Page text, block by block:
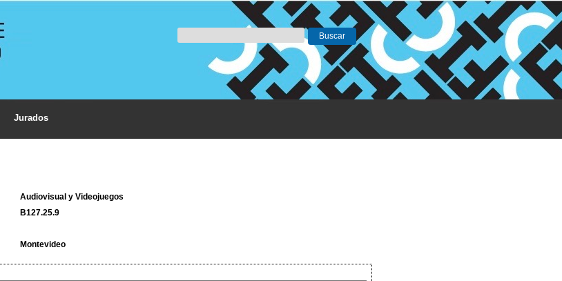
Jurados
Audiovisual y Videojuegos
B127.25.9
Montevideo